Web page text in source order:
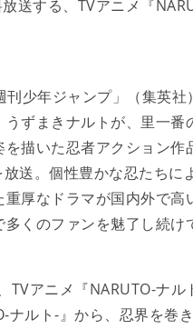
送する、TVアニメ『
刊少年ジャンプ」（集英
ずまきナルトが、里一番
描いた忍者アクション
送。個性豊かな忍たちに
厚なドラマが国内外で高
くのファンを魅了し続け
TVアニメ『NARUTO-ナ
ナルト-』から、忍界を巻